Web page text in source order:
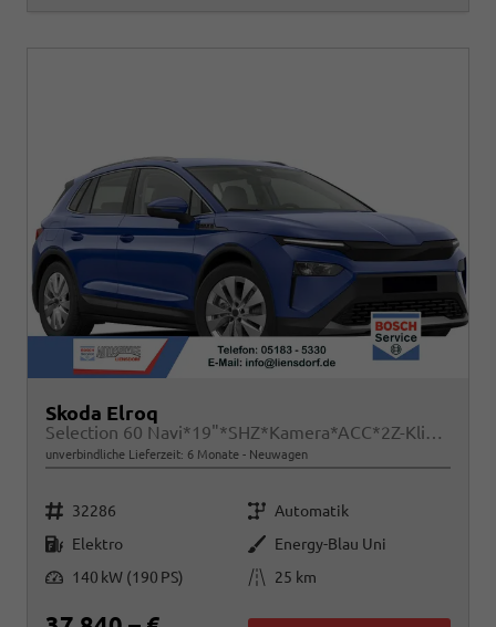
Skoda Elroq
Selection 60 Navi*19"*SHZ*Kamera*ACC*2Z-Klimaauto*LED
unverbindliche Lieferzeit: 6 Monate Neuwagen
Fahrzeugnr. 32286 Getriebe Automatik
Kraftstoff Elektro Außenfarbe Energy-Blau Uni
Leistung
140 kW (190 PS) Kilometerstand 25 km